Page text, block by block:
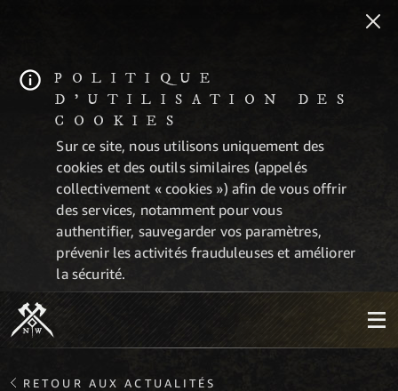
POLITIQUE
D'UTILISATION DES
COOKIES
Sur ce site, nous utilisons uniquement des
cookies et des outils similaires (appelés
collectivement « cookies ») afin de vous offrir
des services, notamment pour vous
authentifier, sauvegarder vos paramètres,
prévenir les activités frauduleuses et améliorer
la sécurité.
RETOUR AUX ACTUALITÉS